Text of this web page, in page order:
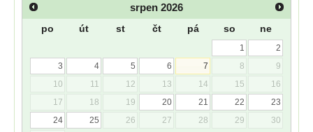
srpen 2026
po út st čt pá so ne
1
2
3
4 5 6 7 8
9
10
11 12 13 14 15
16
17
18 19 20 21 22
23
24
25 26 27 28 29
30